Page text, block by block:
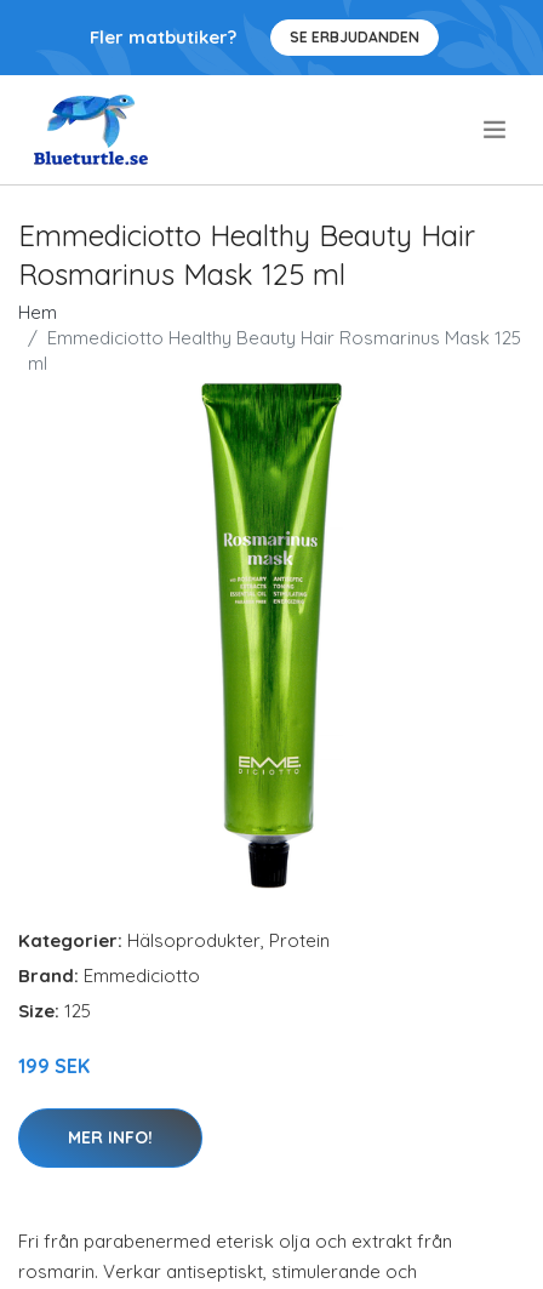
Fler matbutiker? SE ERBJUDANDEN
Emmediciotto Healthy Beauty Hair
Rosmarinus Mask 125 ml
Hem
Emmediciotto Healthy Beauty Hair Rosmarinus Mask 125
ml
Kategorier: Hälsoprodukter, Protein
Brand: Emmediciotto
Size: 125
199 SEK
MER INFO!
Fri från parabenermed eterisk olja och extrakt från
rosmarin. Verkar antiseptiskt, stimulerande och